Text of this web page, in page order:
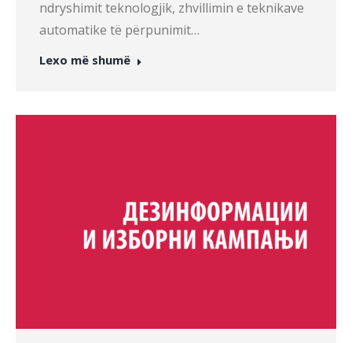
ndryshimit teknologjik, zhvillimin e teknikave
automatike të përpunimit…
Lexo më shumë